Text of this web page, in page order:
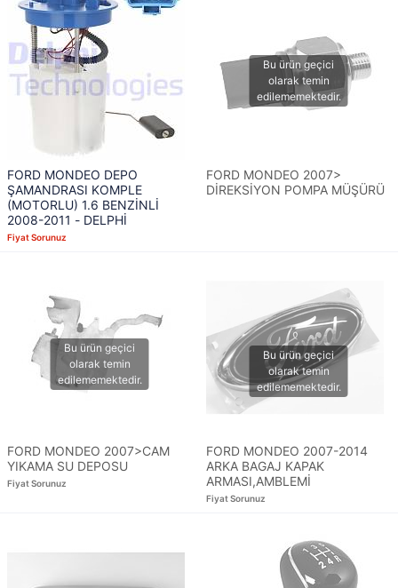
FORD MONDEO DEPO
ŞAMANDRASI KOMPLE
(MOTORLU) 1.6 BENZİNLİ
2008-2011 - DELPHİ
Fiyat Sorunuz
FORD MONDEO 2007>
DİREKSİYON POMPA MÜŞÜRÜ
FORD MONDEO 2007>CAM
YIKAMA SU DEPOSU
Fiyat Sorunuz
FORD MONDEO 2007-2014
ARKA BAGAJ KAPAK
ARMASI,AMBLEMİ
Fiyat Sorunuz